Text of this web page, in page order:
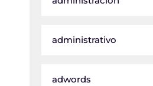
administrativo
adwords